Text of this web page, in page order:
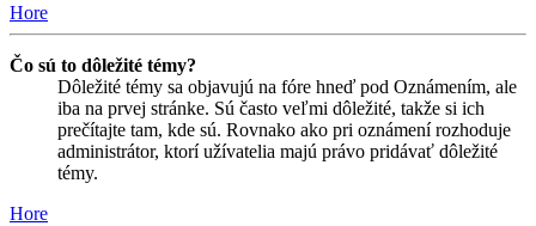
Hore
Čo sú to dôležité témy?
Dôležité témy sa objavujú na fóre hneď pod Oznámením, ale
iba na prvej stránke. Sú často veľmi dôležité, takže si ich
prečítajte tam, kde sú. Rovnako ako pri oznámení rozhoduje
administrátor, ktorí užívatelia majú právo pridávať dôležité
témy.
Hore